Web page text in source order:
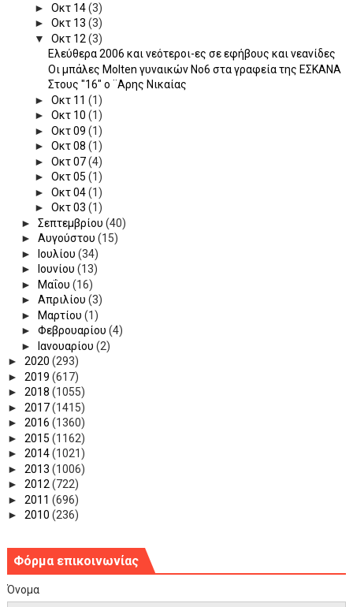
► Οκτ 14(3)
► Οκτ 13 (3)
▼ Οκτ 12 (3)
Ελεύθερα 2006 και νεότεροι-ες σε εφήβους και νεανίδες
Οι μπάλες Molten γυναικών Νο6 στα γραφεία της ΕΣΚΑΝΑ
Στους "16" ο ¨Αρης Νικαίας
► Οκτ 11 (1)
► Οκτ 10 (1)
► Οκτ 09 (1)
► Οκτ 08 (1)
► Οκτ 07(4)
► Οκτ 05 (1)
► Οκτ 04(1)
► Οκτ 03 (1)
► Σεπτεμβρίου (40)
► Αυγούστου (15)
►
Ιουλίου (34)
►
Ιουνίου (13)
►
Μαΐου (16)
► Απριλίου (3)
►
Μαρτίου (1)
► Φεβρουαρίου (4)
►
Ιανουαρίου (2)
► 2020 (293)
► 2019 (617)
► 2018 (1055)
► 2017(1415)
► 2016 (1360)
► 2015 (1162)
► 2014(1021)
► 2013 (1006)
► 2012(722)
► 2011 (696)
► 2010 (236)
Φόρμα επικοινωνίας
Όνομα